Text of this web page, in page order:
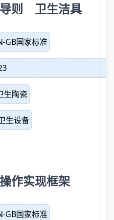
则 卫生洁具
GB国家标准
生陶瓷
生设备
作实现框架
GB国家标准